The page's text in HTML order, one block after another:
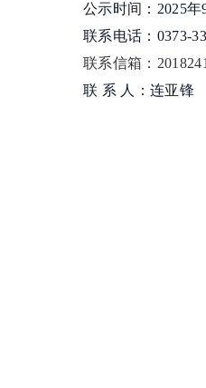
公示时间：2025年
联系电话：0373-
联系信箱：
联 系 人：连亚锋